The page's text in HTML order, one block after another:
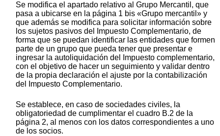
Se modifica el apartado relativo al Grupo Mercantil, que
pasa a ubicarse en la página 1 bis «Grupo mercantil» y
que además se modifica para solicitar información sobre
los sujetos pasivos del Impuesto Complementario, de
forma que se puedan identificar las entidades que formen
parte de un grupo que pueda tener que presentar e
ingresar la autoliquidación del Impuesto complementario,
con el objetivo de hacer un seguimiento y validar dentro
de la propia declaración el ajuste por la contabilización
del Impuesto Complementario.
Se establece, en caso de sociedades civiles, la
obligatoriedad de cumplimentar el cuadro B.2 de la
página 2, al menos con los datos correspondientes a uno
de los socios.